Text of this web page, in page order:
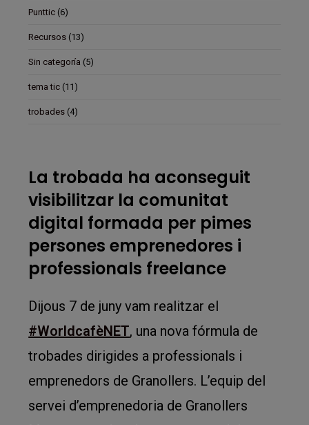
Punttic (6)
Recursos (13)
Sin categoría (5)
tema tic (11)
trobades (4)
La trobada ha aconseguit
visibilitzar la comunitat
digital formada per pimes
persones emprenedores i
professionals freelance
Dijous 7 de juny vam realitzar el
#WorldcafèNET, una nova fórmula de
trobades dirigides a professionals i
emprenedors de Granollers. L’equip del
servei d’emprenedoria de Granollers